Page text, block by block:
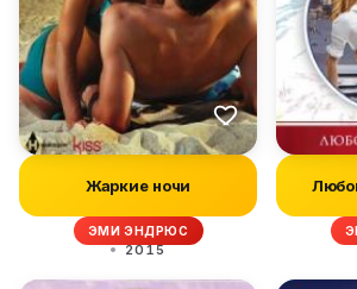
Жаркие ночи
ЭМИ ЭНДРЮС
2015